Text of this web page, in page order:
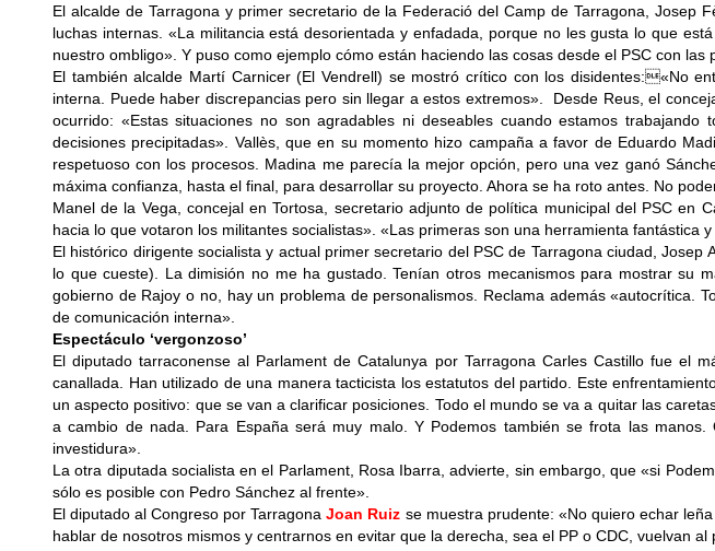
El alcalde de Tarragona y primer secretario de la Federació del Camp de Tarragona,
luchas internas. «La militancia está desorientada y enfadada, porque no les gusta lo que
nuestro ombligo». Y puso como ejemplo cómo están haciendo las cosas desde el PSC con
El también alcalde Martí Carnicer (El Vendrell) se mostró crítico con los disidentes:«No
interna. Puede haber discrepancias pero sin llegar a estos extremos». Desde Reus, el
ocurrido: «Estas situaciones no son agradables ni deseables cuando estamos
decisiones precipitadas». Vallès, que en su momento hizo campaña a favor de Eduardo
respetuoso con los procesos. Madina me parecía la mejor opción, pero una vez ganó
máxima confianza, hasta el final, para desarrollar su proyecto. Ahora se ha roto antes. No
Manel de la Vega, concejal en Tortosa, secretario adjunto de política municipal del PSC
hacia lo que votaron los militantes socialistas». «Las primeras son una herramienta
El histórico dirigente socialista y actual primer secretario del PSC de Tarragona ciudad,
lo que cueste). La dimisión no me ha gustado. Tenían otros mecanismos para mostrar su
gobierno de Rajoy o no, hay un problema de personalismos. Reclama además «autocrítica.
de comunicación interna».
Espectáculo ‘vergonzoso’
El diputado tarraconense al Parlament de Catalunya por Tarragona Carles Castillo fue el
canallada. Han utilizado de una manera tacticista los estatutos del partido. Este
un aspecto positivo: que se van a clarificar posiciones. Todo el mundo se va a quitar las
a cambio de nada. Para España será muy malo. Y Podemos también se frota las
investidura».
La otra diputada socialista en el Parlament, Rosa Ibarra, advierte, sin embargo, que «si
sólo es posible con Pedro Sánchez al frente».
El diputado al Congreso por TarragonaJoan Ruiz se muestra prudente: «No quiero echar
hablar de nosotros mismos y centrarnos en evitar que la derecha, sea el PP o CDC, vuelvan